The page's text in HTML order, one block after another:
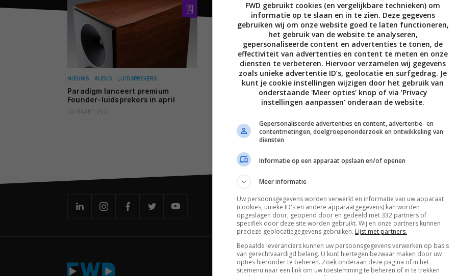
NIEUWS AUDIO LUIDSPREKERS
Paradigm lanceert premium
Founder-luidsprekers in april
04 MAART 2021
De laatste updates in je mailbox
Channels
FWD gebruikt cookies (en vergelijkbare technieken) om
informatie op te slaan en in te zien. Deze gegevens
gebruiken wij om onze website goed te laten functioneren,
het gebruik van de website te analyseren,
gepersonaliseerde content en advertenties te tonen, de
effectiviteit van advertenties en content te meten en onze
diensten te verbeteren. Hiervoor verzamelen wij gegevens
zoals unieke advertentie ID’s, geolocatie en surfgedrag. Je
kunt je cookie instellingen wijzigen door het gebruik van
onderstaande 'Meer opties' knop of via 'Privacy
instellingen aanpassen' onderaan de website.
Gepersonaliseerde advertenties en content, advertentie- en
contentmetingen, doelgroepenonderzoek en ontwikkeling van
diensten
Informatie op een apparaat opslaan en/of openen
Meer informatie
Uw persoonsgegevens worden verwerkt en informatie van uw apparaat
(cookies, unieke ID's en andere apparaatgegevens) kan worden
opgeslagen door, geopend door en gedeeld met 332 partners of
specifiek door deze site worden gebruikt. Wij en onze partners kunnen
precieze geolocatiegegevens gebruiken. Lijst met partners.
Bepaalde leveranciers kunnen uw persoonsgegevens verwerken op basis
van gerechtvaardigd belang. U kunt hiertegen bezwaar maken door uw
opties hieronder te beheren. Zoek onderaan deze pagina of in het
sitemenu naar een link om uw toestemming te beheren of in te trekken